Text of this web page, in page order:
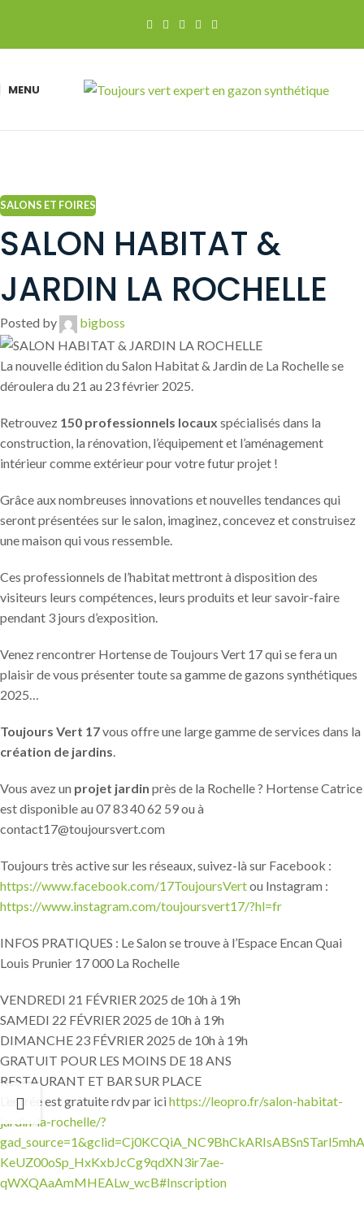
MENU
SALONS ET FOIRES
SALON HABITAT &
JARDIN LA ROCHELLE
Posted by bigboss
La nouvelle édition du Salon Habitat & Jardin de La Rochelle se
déroulera du 21 au 23 février 2025.
Retrouvez 150 professionnels locaux spécialisés dans la
construction, la rénovation, l’équipement et l’aménagement
intérieur comme extérieur pour votre futur projet !
Grâce aux nombreuses innovations et nouvelles tendances qui
seront présentées sur le salon, imaginez, concevez et construisez
une maison qui vous ressemble.
Ces professionnels de l’habitat mettront à disposition des
visiteurs leurs compétences, leurs produits et leur savoir-faire
pendant 3 jours d’exposition.
Venez rencontrer Hortense de Toujours Vert 17 qui se fera un
plaisir de vous présenter toute sa gamme de gazons synthétiques
2025…
Toujours Vert 17vous offre une large gamme de services dans la
création de jardins.
Vous avez un projet jardin près de la Rochelle ? Hortense Catrice
est disponible au 07 83 40 62 59 ou à
contact17@toujoursvert.com
Toujours très active sur les réseaux, suivez-là sur Facebook :
https://www.facebook.com/17ToujoursVertou Instagram :
https://www.instagram.com/toujoursvert17/?hl=fr
INFOS PRATIQUES : Le Salon se trouve à l’Espace Encan Quai
Louis Prunier 17 000 La Rochelle
VENDREDI 21 FÉVRIER 2025 de 10h à 19h
SAMEDI 22 FÉVRIER 2025 de 10h à 19h
DIMANCHE 23 FÉVRIER 2025 de 10h à 19h
GRATUIT POUR LES MOINS DE 18 ANS
RESTAURANT ET BAR SUR PLACE
L’entrée est gratuite rdv par ici https://leopro.fr/salon-habitat-
jardin-la-rochelle/?
KeUZ00oSp_HxKxbJcCg9qdXN3ir7ae-
qWXQAaAmMHEALw_wcB#Inscription